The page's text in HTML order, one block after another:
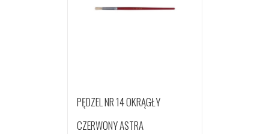
PĘDZEL NR 14 OKRĄGŁY
CZERWONY ASTRA